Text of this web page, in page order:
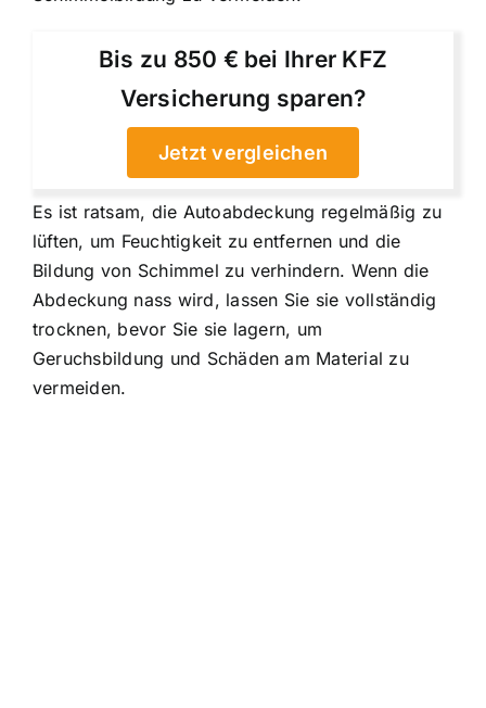
Bis zu 850 € bei Ihrer KFZ
Versicherung sparen?
Jetzt vergleichen
Es ist ratsam, die Autoabdeckung regelmäßig zu
lüften, um Feuchtigkeit zu entfernen und die
Bildung von Schimmel zu verhindern. Wenn die
Abdeckung nass wird, lassen Sie sie vollständig
trocknen, bevor Sie sie lagern, um
Geruchsbildung und Schäden am Material zu
vermeiden.